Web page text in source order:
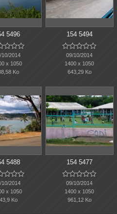
5496

10/2014
x 1050
Ko
154 5494

09/10/2014
1400 x 1050
643,29 Ko
5488

10/2014
x 1050
Ko
154 5477

09/10/2014
1400 x 1050
961,12 Ko